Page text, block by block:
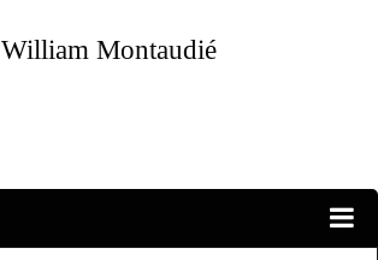
William Montaudié